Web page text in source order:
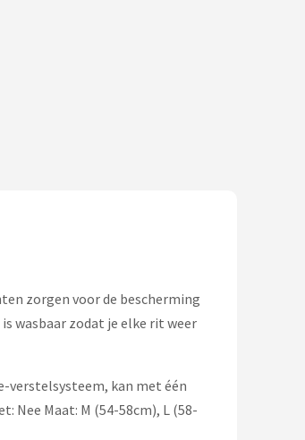
zorgen voor de bescherming
wasbaar zodat je elke rit weer
verstelsysteem, kan met één
Nee Maat: M (54-58cm), L (58-